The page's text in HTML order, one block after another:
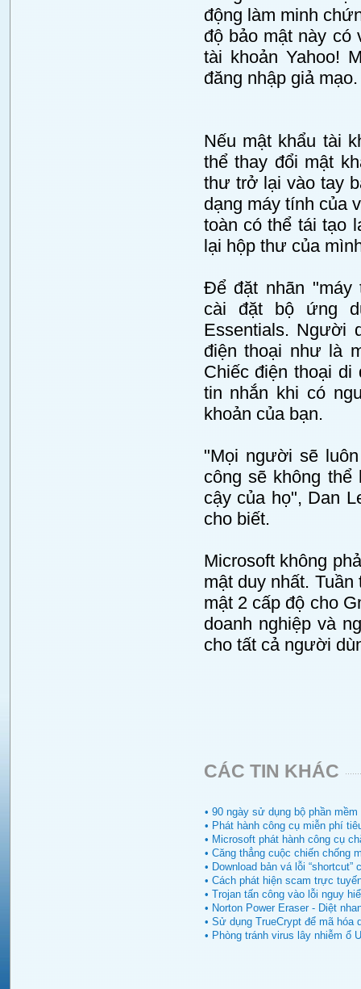
động làm minh
độ bảo mật này
tài khoản Yahoo!
đăng nhập giả mạo.
Nếu mật khẩu tài
thể thay đổi mật
thư trở lại vào tay
dạng máy tính của
toàn có thể tái tạo
lại hộp thư của
Để đặt nhãn "máy
cài đặt bộ ứng
Essentials. Người
điện thoại như là
Chiếc điện thoại
tin nhắn khi có
khoản của bạn.
"Mọi người sẽ
công sẽ không
cậy của họ", Dan
cho biết.
Microsoft không
mật duy nhất.
mật 2 cấp độ cho
doanh nghiệp và
cho tất cả người
CÁC TIN KHÁC
• 90 ngày sử dụng bộ phần mềm
• Phát hành công cụ miễn phí
• Microsoft phát hành công cụ
• Căng thẳng cuộc chiến chống
• Download bản vá lỗi “shortcut”
• Cách phát hiện scam trực
• Trojan tấn công vào lỗi nguy
• Norton Power Eraser - Diệt
• Sử dụng TrueCrypt để mã hóa
• Phòng tránh virus lây nhiễm ổ